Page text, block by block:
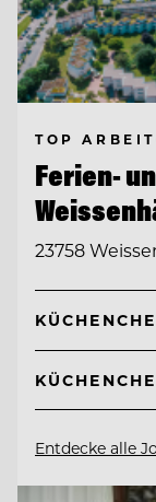
TOP
Ferien-
23758
Entdecke alle